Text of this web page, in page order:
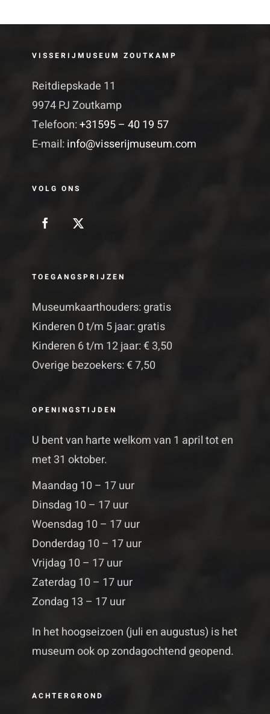
VISSERIJMUSEUM ZOUTKAMP
Reitdiepskade 11
9974 PJ Zoutkamp
Telefoon:+31595 – 40 19 57
E-mail: info@visserijmuseum.com
VOLG ONS
TOEGANGSPRIJZEN
Museumkaarthouders: gratis
Kinderen 0 t/m 5 jaar: gratis
Kinderen 6 t/m 12 jaar: € 3,50
Overige bezoekers: € 7,50
OPENINGSTIJDEN
U bent van harte welkom van 1 april tot en
met 31 oktober.
Maandag 10 – 17 uur
Dinsdag 10 – 17 uur
Woensdag 10 – 17 uur
Donderdag 10 – 17 uur
Vrijdag 10 – 17 uur
Zaterdag 10 – 17 uur
Zondag 13 – 17 uur
In het hoogseizoen (juli en augustus) is het
museum ook op zondagochtend geopend.
ACHTERGROND